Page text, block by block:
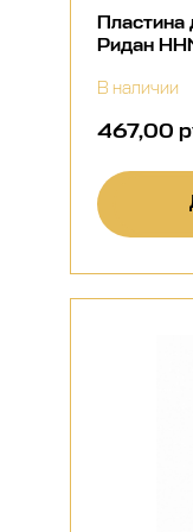
Пластина
Ридан
В наличии
467,00